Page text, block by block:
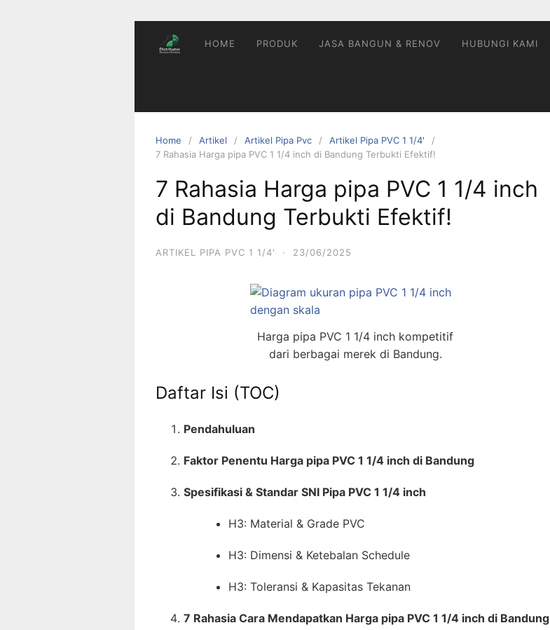
HOME PRODUK JASA BANGUN & RENOV HUBUNGI KAMI
Home Artikel Artikel Pipa Pvc
Artikel Pipa PVC 1 1/4'
7 Rahasia Harga pipa PVC 1 1/4 inch di Bandung Terbukti Efektif!
7 Rahasia Harga pipa PVC 1 1/4 inch
di Bandung Terbukti Efektif!
ARTIKEL PIPA PVC 1 1/4' · 23/06/2025
Harga pipa PVC 1 1/4 inch kompetitif
dari berbagai merek di Bandung.
Daftar Isi (TOC)
Pendahuluan
Faktor Penentu Harga pipa PVC 1 1/4 inch di Bandung
Spesifikasi & Standar SNI Pipa PVC 1 1/4 inch
H3: Material & Grade PVC
H3: Dimensi & Ketebalan Schedule
H3: Toleransi & Kapasitas Tekanan
7 Rahasia Cara Mendapatkan Harga pipa PVC 1 1/4 inch di Bandung